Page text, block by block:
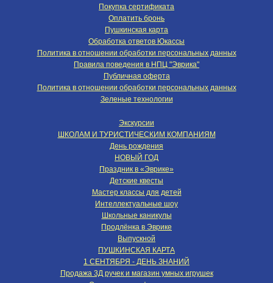
Покупка сертификата
Оплатить бронь
Пушкинская карта
Обработка ответов Юкассы
Политика в отношении обработки персональных данных
Правила поведения в НПЦ "Эврика"
Публичная оферта
Политика в отношении обработки персональных данных
Зеленые технологии
Экскурсии
ШКОЛАМ И ТУРИСТИЧЕСКИМ КОМПАНИЯМ
День рождения
НОВЫЙ ГОД
Праздник в «Эврике»
Детские квесты
Мастер классы для детей
Интеллектуальные шоу
Школьные каникулы
Продлёнка в Эврике
Выпускной
ПУШКИНСКАЯ КАРТА
1 СЕНТЯБРЯ - ДЕНЬ ЗНАНИЙ
Продажа 3Д ручек и магазин умных игрушек